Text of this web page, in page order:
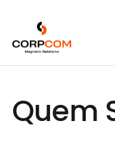
Quem